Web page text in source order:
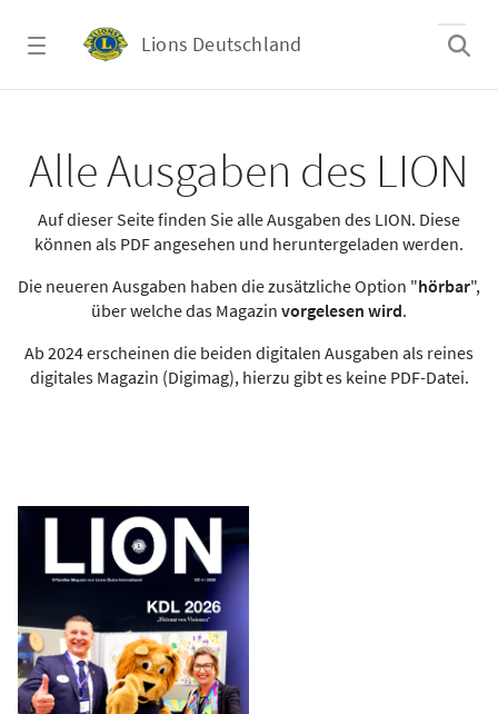
Lions Deutschland
Alle Ausgaben des LION
Auf dieser Seite finden Sie alle Ausgaben des LION. Diese
können als PDF angesehen und heruntergeladen werden.
Die neueren Ausgaben haben die zusätzliche Option "hörbar",
über welche das Magazin vorgelesen wird.
Ab 2024 erscheinen die beiden digitalen Ausgaben als reines
digitales Magazin (Digimag), hierzu gibt es keine PDF-Datei.